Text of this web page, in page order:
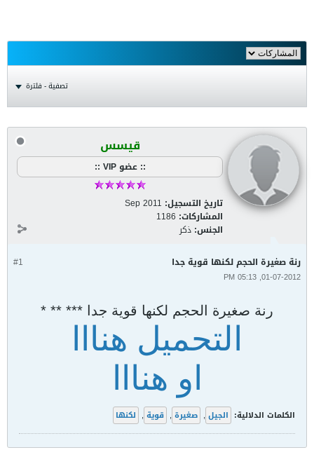
تصفية - فلترة
قيسس
:: عضو VIP ::
تاريخ التسجيل: Sep 2011
المشاركات: 1186
الجنس: ذكر
#1 رنة صغيرة الحجم لكنها قوية جدا
01-07-2012, 05:13 PM
رنة صغيرة الحجم لكنها قوية جدا *** ** *
التحميل هنااا
او هنااا
الكلمات الدلالية: الجيل , صغيرة , قوية , لكنها